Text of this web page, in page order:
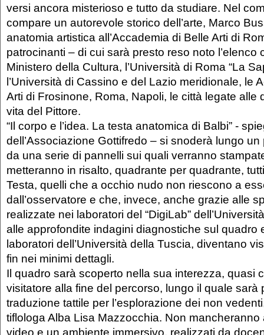
versi ancora misterioso e tutto da studiare. Nel
compare un autorevole storico dell’arte, Marco
anatomia artistica all’Accademia di Belle Arti di
patrocinanti – di cui sarà presto reso noto l’elenco
Ministero della Cultura, l’Università di Roma “La
l’Università di Cassino e del Lazio meridionale, le
Arti di Frosinone, Roma, Napoli, le città legate alle
vita del Pittore.
“Il corpo e l’idea. La testa anatomica di Balbi” -
dell’Associazione Gottifredo – si snoderà lungo
da una serie di pannelli sui quali verranno
metteranno in risalto, quadrante per quadrante,
Testa, quelli che a occhio nudo non riescono a
dall’osservatore e che, invece, anche grazie alle
realizzate nei laboratori del “DigiLab”
alle approfondite indagini diagnostiche sul quadro
laboratori dell’Università della Tuscia, diventano
fin nei minimi dettagli.
Il quadro sarà scoperto nella sua interezza, quasi
visitatore alla fine del percorso, lungo il quale sarà
traduzione tattile per l’esplorazione dei non
tiflologa Alba Lisa Mazzocchia. Non mancheranno
video e un ambiente immersivo, realizzati da